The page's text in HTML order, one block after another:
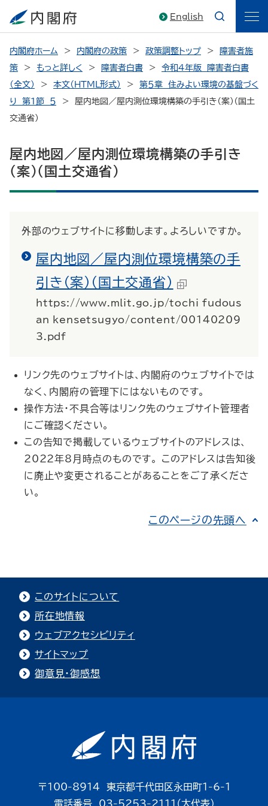
English
内閣府ホーム 内閣府の政策 政策調整トップ
障害者施
策
もっと詳しく 障害者白書
令和４年版 障害者白書
（全文）
本文（HTML形式）
第５章 住みよい環境の基盤づく
り 第１節 ５
屋内地図／屋内測位環境構築の手引き（案）（国土
交通省）
屋内地図／屋内測位環境構築の手引き
（案）（国土交通省）
外部のウェブサイトに移動します。よろしいですか。
屋内地図／屋内測位環境構築の手
引き（案）（国土交通省）
https://www.mlit.go.jp/tochi_fudous
an_kensetsugyo/content/00140209
3.pdf
リンク先のウェブサイトは、内閣府のウェブサイトでは
なく、内閣府の管理下にはないものです。
操作方法・不具合等はリンク先のウェブサイト管理者
にご確認ください。
この告知で掲載しているウェブサイトのアドレスは、
2022年8月時点のものです。 このアドレスは告知後
に廃止や変更されることがあることをご了承くださ
い。
このページの先頭へ
このサイトについて
所在地情報
ウェブアクセシビリティ
サイトマップ
御意見・御感想
〒100-8914 東京都千代田区永田町1-6-1
電話番号 03-5253-2111（大代表）